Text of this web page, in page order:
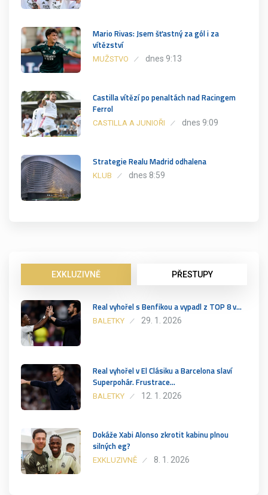
Mario Rivas: Jsem šťastný za gól i za
vítězství
MUŽSTVO dnes 9:13
Castilla vítězí po penaltách nad Racingem
Ferrol
CASTILLA A JUNIOŘI dnes 9:09
Strategie Realu Madrid odhalena
KLUB dnes 8:59
EXKLUZIVNĚ PŘESTUPY
Real vyhořel s Benfikou a vypadl z TOP 8 v…
BALETKY 29. 1. 2026
Real vyhořel v El Clásiku a Barcelona slaví
Superpohár. Frustrace…
BALETKY 12. 1. 2026
Dokáže Xabi Alonso zkrotit kabinu plnou
silných eg?
EXKLUZIVNĚ 8. 1. 2026